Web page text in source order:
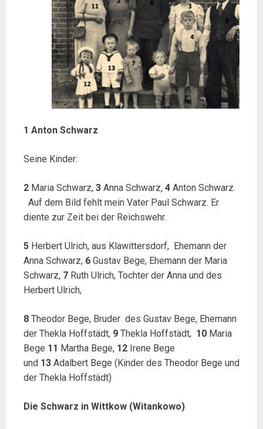
1 Anton Schwarz
Seine Kinder:
2 Maria Schwarz, 3 Anna Schwarz, 4 Anton Schwarz.
Auf dem Bild fehlt mein Vater Paul Schwarz. Er
diente zur Zeit bei der Reichswehr.
5 Herbert Ulrich, aus Klawittersdorf, Ehemann der
Anna Schwarz, 6 Gustav Bege, Ehemann der Maria
Schwarz, 7 Ruth Ulrich, Tochter der Anna und des
Herbert Ulrich,
8 Theodor Bege, Bruder des Gustav Bege, Ehemann
der Thekla Hoffstädt, 9 Thekla Hoffstädt, 10 Maria
Bege 11 Martha Bege, 12 Irene Bege
und 13 Adalbert Bege (Kinder des Theodor Bege und
der Thekla Hoffstädt)
Die Schwarz in Wittkow (Witankowo)